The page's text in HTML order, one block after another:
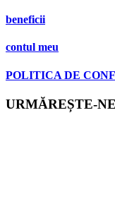
beneficii
contul meu
POLITICA DE
URMĂREȘTE-NE